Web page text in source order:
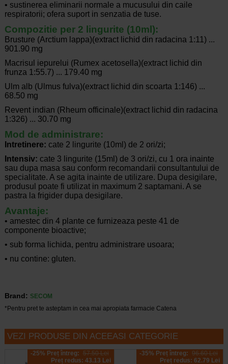
• sustinerea eliminarii normale a mucusului din caile
respiratorii; ofera suport in senzatia de tuse.
Compozitie per 2 lingurite (10ml):
Brusture (Arctium lappa)(extract lichid din radacina 1:11) ...
901.90 mg
Macrisul iepurelui (Rumex acetosella)(extract lichid din
frunza 1:55.7) ... 179.40 mg
Ulm alb (Ulmus fulva)(extract lichid din scoarta 1:146) ...
68.50 mg
Revent indian (Rheum officinale)(extract lichid din radacina
1:326) ... 30.70 mg
Mod de administrare:
Intretinere: cate 2 lingurite (10ml) de 2 ori/zi;
Intensiv: cate 3 lingurite (15ml) de 3 ori/zi, cu 1 ora inainte
sau dupa masa sau conform recomandarii consultantului de
specialitate. A se agita inainte de utilizare. Dupa desigilare,
produsul poate fi utilizat in maximum 2 saptamani. A se
pastra la frigider dupa desigilare.
Avantaje:
• amestec din 4 plante ce furnizeaza peste 41 de
componente bioactive;
• sub forma lichida, pentru administrare usoara;
• nu contine: gluten.
Brand: SECOM
*Pentru pret te asteptam in cea mai apropiata farmacie Catena
VEZI PRODUSE DIN ACEEASI CATEGORIE
-25% Preț întreg: 57.50 Lei
Preț redus: 43.13 Lei
-35% Preț întreg: 96.60 Lei
Preț redus: 62.79 Lei